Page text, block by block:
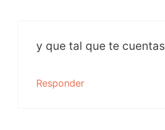
y que tal que te
Responder